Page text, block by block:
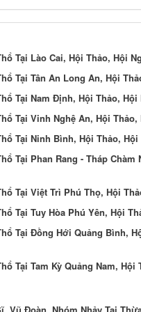
Tại Lào Cai, Hội Thảo, Hội
Tại Tân An Long An, Hội
Tại Nam Định, Hội Thảo, Hội
Tại Vinh Nghệ An, Hội Thảo,
Tại Ninh Bình, Hội Thảo, Hội
Tại Phan Rang - Tháp Chàm
Tại Việt Trì Phú Thọ, Hội
Tại Tuy Hòa Phú Yên, Hội
Tại Đồng Hới Quảng Bình,
Tại Tam Kỳ Quảng Nam, Hội